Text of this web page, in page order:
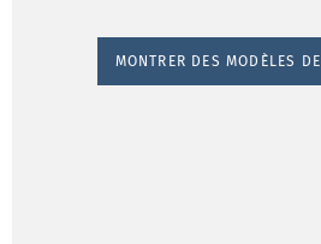
MONTRER DES MODÈLES